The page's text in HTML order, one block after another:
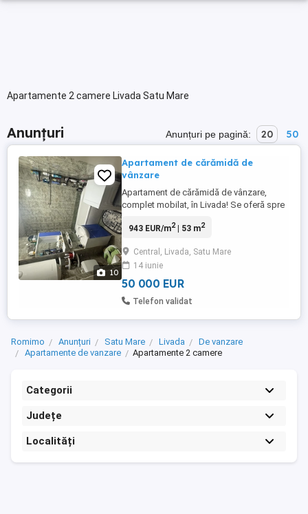
Apartamente 2 camere Livada Satu Mare
Anunțuri Anunțuri pe pagină: 20 50
10
Apartament de cărămidă de
vânzare
Apartament de cărămidă de vânzare,
complet mobilat, în Livada! Se oferă spre
52,61 mp, situat în orașul Livada, județul
compartimentată eficient și este compusă
din 2 camere, baie, bucătărie, hol , spaiz și
balcon. Baia și bucătăria au ...
943 EUR/m2| 53 m2
Central, Livada, Satu Mare
14 iunie
50 000 EUR
Telefon validat
Romimo Anunțuri Satu Mare Livada
De vanzare
Apartamente de vanzare
Apartamente 2 camere
Categorii
Județe
Localități